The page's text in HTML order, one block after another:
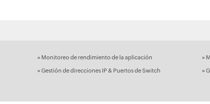
» Monitoreo de rendimiento de la aplicación »
» Gestión de direcciones IP & Puertos de Switch »